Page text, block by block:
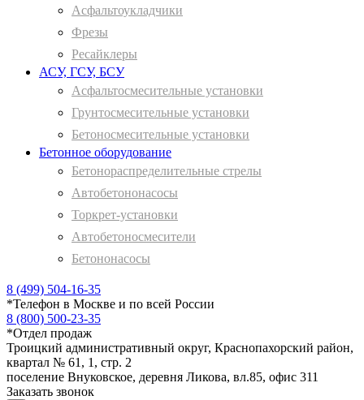
Асфальтоукладчики
Фрезы
Ресайклеры
АСУ, ГСУ, БСУ
Асфальтосмесительные установки
Грунтосмесительные установки
Бетоносмесительные установки
Бетонное оборудование
Бетонораспределительные стрелы
Автобетононасосы
Торкрет-установки
Автобетоносмесители
Бетононасосы
8 (499) 504-16-35
*Телефон в Москве и по всей России
8 (800) 500-23-35
*Отдел продаж
Троицкий административный округ, Краснопахорский район,
квартал № 61, 1, стр. 2
поселение Внуковское, деревня Ликова, вл.85, офис 311
Заказать звонок